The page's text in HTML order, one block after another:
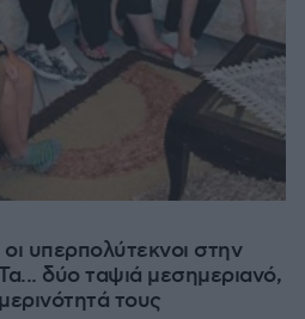
υπερπολύτεκνοι στην
δύο ταψιά μεσημεριανό,
τους